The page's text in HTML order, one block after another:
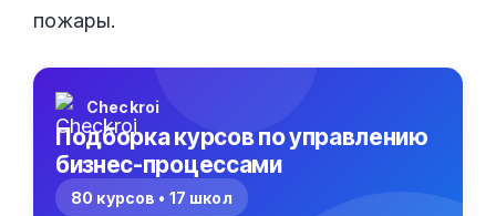
пожары.
Checkroi
Подборка курсов по управлению
бизнес-процессами
80 курсов • 17 школ